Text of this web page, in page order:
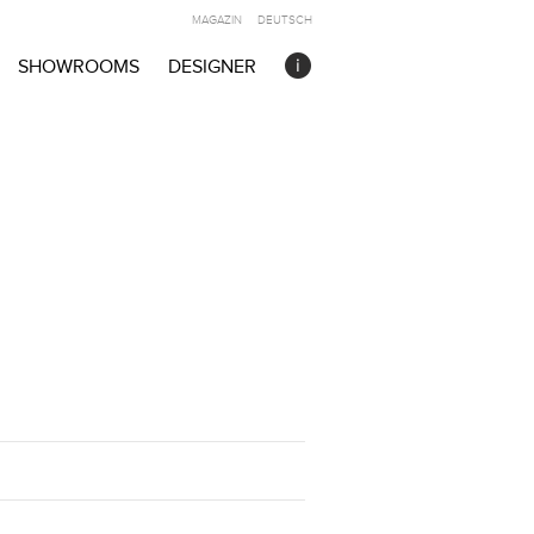
SHOWROOMS DESIGNER
MAGAZIN DEUTSCH